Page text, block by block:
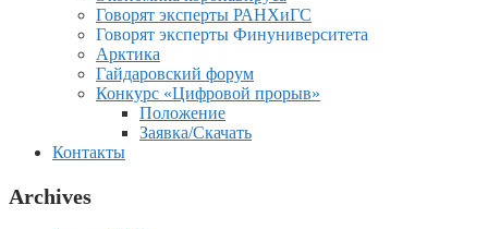
Говорят эксперты РАНХиГС
Говорят эксперты Финуниверситета
Арктика
Гайдаровский форум
Конкурс «Цифровой прорыв»
Положение
Заявка/Скачать
Контакты
Archives